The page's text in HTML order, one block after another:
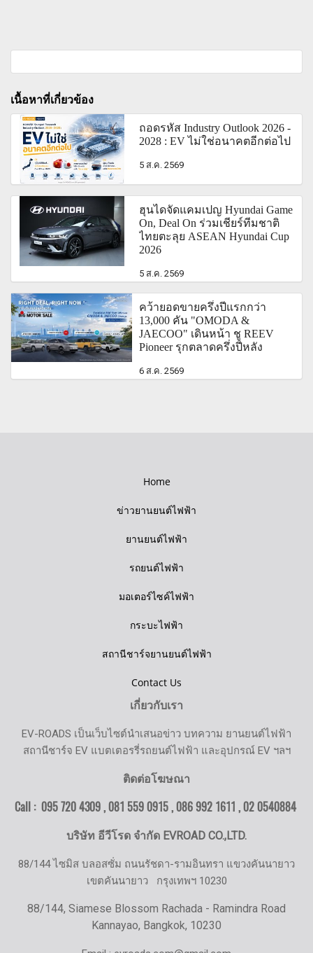
เนื้อหาที่เกี่ยวข้อง
ถอดรหัส Industry Outlook 2026 -
2028 : EV ไม่ใช่อนาคตอีกต่อไป
5 ส.ค. 2569
ฮุนไดจัดแคมเปญ Hyundai Game
On, Deal On ร่วมเชียร์ทีมชาติ
ไทยตะลุย ASEAN Hyundai Cup
2026
5 ส.ค. 2569
คว้ายอดขายครึ่งปีแรกกว่า
13,000 คัน "OMODA &
JAECOO" เดินหน้า ชู REEV
Pioneer รุกตลาดครึ่งปีหลัง
6 ส.ค. 2569
Home
ข่าวยานยนต์ไฟฟ้า
ยานยนต์ไฟฟ้า
รถยนต์ไฟฟ้า
มอเตอร์ไซค์ไฟฟ้า
กระบะไฟฟ้า
สถานีชาร์จยานยนต์ไฟฟ้า
Contact Us
เกี่ยวกับเรา
EV-ROADS เป็นเว็บไซต์นำเสนอข่าว บทความ ยานยนต์ไฟฟ้า
สถานีชาร์จ EV แบตเตอรรี่รถยนต์ไฟฟ้า และอุปกรณ์ EV ฯลฯ
ติดต่อโฆษณา
Call : 095 720 4309 , 081 559 0915 , 086 992 1611 ,02 0540884
บริษัท อีวีโรด จำกัด EVROAD CO.,LTD.
88/144 ไซมิส บลอสซั่ม ถนนรัชดา-รามอินทรา แขวงคันนายาว
เขตคันนายาว กรุงเทพฯ 10230
88/144, Siamese Blossom Rachada - Ramindra Road
Kannayao, Bangkok, 10230